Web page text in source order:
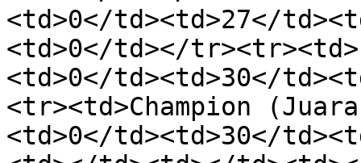
<td>0</td><td>27</
<td>0</td></
<td>0</td><td>30</
<tr><td>Champion
<td>0</td><td>30</